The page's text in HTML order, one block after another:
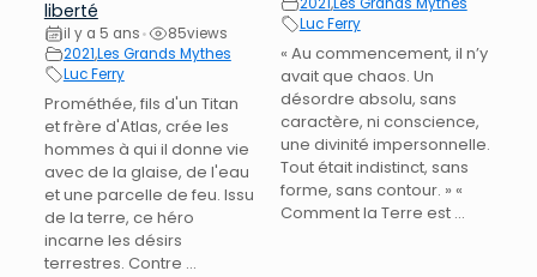
liberté
il y a 5 ans • 85views
2021,Les Grands Mythes
Luc Ferry
Prométhée, fils d'un Titan
et frère d'Atlas, crée les
hommes à qui il donne vie
avec de la glaise, de l'eau
et une parcelle de feu. Issu
de la terre, ce héro
incarne les désirs
terrestres. Contre ...
Luc Ferry
« Au commencement, il n’y
avait que chaos. Un
désordre absolu, sans
caractère, ni conscience,
une divinité impersonnelle.
Tout était indistinct, sans
forme, sans contour. » «
Comment la Terre est ...